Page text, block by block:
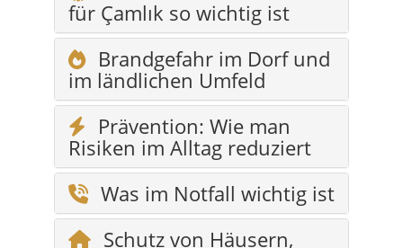
Prävention: Wie man
Risiken im Alltag reduziert
Was im Notfall wichtig ist
Schutz von Häusern,
Höfen und Nebengebäuden
Schutz von Natur,
Feldern und Wegen